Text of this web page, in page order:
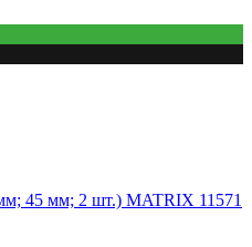
45 мм; 2 шт.) MATRIX 11571